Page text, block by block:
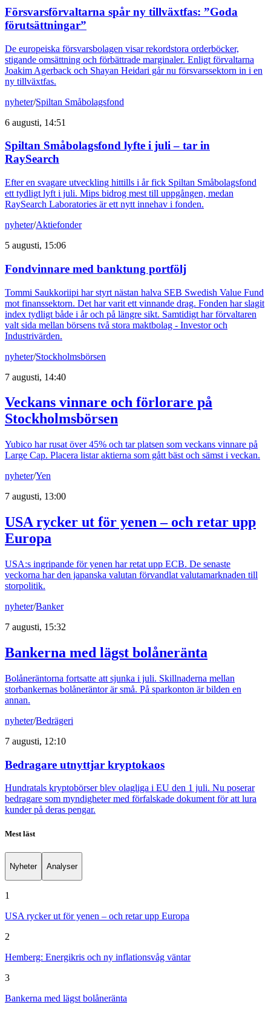
Försvarsförvaltarna spår ny tillväxtfas: ”Goda
förutsättningar”
De europeiska försvarsbolagen visar rekordstora orderböcker,
stigande omsättning och förbättrade marginaler. Enligt förvaltarna
Joakim Agerback och Shayan Heidari går nu försvarssektorn in i en
ny tillväxtfas.
nyheter/Spiltan Småbolagsfond
6 augusti, 14:51
Spiltan Småbolagsfond lyfte i juli – tar in
RaySearch
Efter en svagare utveckling hittills i år fick Spiltan Småbolagsfond
ett tydligt lyft i juli. Mips bidrog mest till uppgången, medan
RaySearch Laboratories är ett nytt innehav i fonden.
nyheter/Aktiefonder
5 augusti, 15:06
Fondvinnare med banktung portfölj
Tommi Saukkoriipi har styrt nästan halva SEB Swedish Value Fund
mot finanssektorn. Det har varit ett vinnande drag. Fonden har slagit
index tydligt både i år och på längre sikt. Samtidigt har förvaltaren
valt sida mellan börsens två stora maktbolag - Investor och
Industrivärden.
nyheter/Stockholmsbörsen
7 augusti, 14:40
Veckans vinnare och förlorare på
Stockholmsbörsen
Yubico har rusat över 45% och tar platsen som veckans vinnare på
Large Cap. Placera listar aktierna som gått bäst och sämst i veckan.
nyheter/Yen
7 augusti, 13:00
USA rycker ut för yenen – och retar upp
Europa
USA:s ingripande för yenen har retat upp ECB. De senaste
veckorna har den japanska valutan förvandlat valutamarknaden till
storpolitik.
nyheter/Banker
7 augusti, 15:32
Bankerna med lägst bolåneränta
Bolåneräntorna fortsatte att sjunka i juli. Skillnaderna mellan
storbankernas bolåneräntor är små. På sparkonton är bilden en
annan.
nyheter/Bedrägeri
7 augusti, 12:10
Bedragare utnyttjar kryptokaos
Hundratals kryptobörser blev olagliga i EU den 1 juli. Nu poserar
bedragare som myndigheter med förfalskade dokument för att lura
kunder på deras pengar.
Mest läst
Nyheter Analyser
1
USA rycker ut för yenen – och retar upp Europa
2
Hemberg: Energikris och ny inflationsvåg väntar
3
Bankerna med lägst bolåneränta